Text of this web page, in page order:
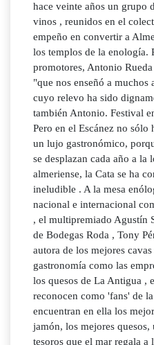
hace veinte años un grupo
vinos , reunidos en el
empeño en convertir a
los templos de la enología.
promotores, Antonio
"que nos enseñó a
cuyo relevo ha sido
también Antonio. Festival
Pero en el Escánez no
un lujo gastronómico,
se desplazan cada año a la
almeriense, la Cata se ha
ineludible . A la mesa
nacional e internacional
, el multipremiado Agustín
de Bodegas Roda , Tony
autora de los mejores
gastronomía como las
los quesos de La Antigua ,
reconocen como 'fans' de
encuentran en ella los
jamón, los mejores quesos,
tesoros que el mar regala a